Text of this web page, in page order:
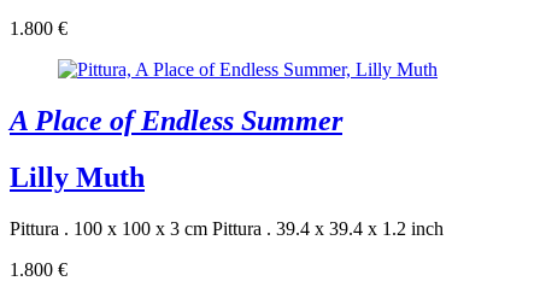
1.800 €
A Place of Endless Summer
Lilly Muth
Pittura . 100 x 100 x 3 cm Pittura . 39.4 x 39.4 x 1.2 inch
1.800 €